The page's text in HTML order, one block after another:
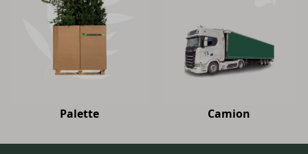
Palette Camion